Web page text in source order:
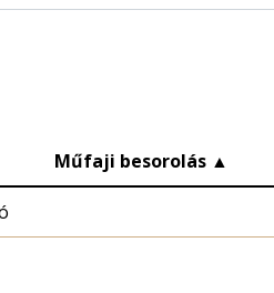
Műfaji besorolás ▲